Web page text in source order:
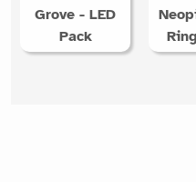
Grove - LED
Pack